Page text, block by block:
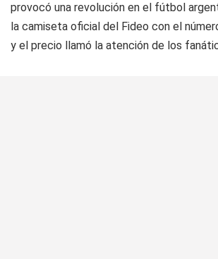
provocó una revolución en el fútbol
la camiseta oficial del Fideo con el
y el precio llamó la atención de los